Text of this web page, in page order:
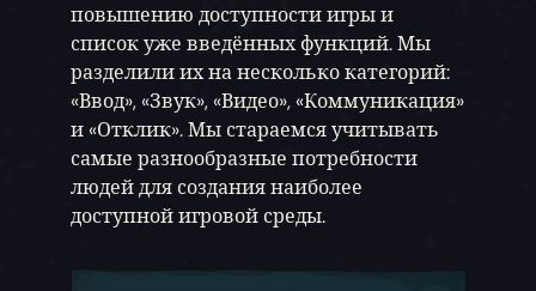
повышению доступности игры и
список уже введённых функций. Мы
разделили их на несколько категорий:
«Ввод», «Звук», «Видео», «Коммуникация»
и «Отклик». Мы стараемся учитывать
самые разнообразные потребности
людей для создания наиболее
доступной игровой среды.